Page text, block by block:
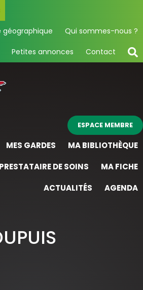
géographique Qui sommes-nous ?
Petites annonces Contact
ESPACE MEMBRE
MES GARDES
MA BIBLIOTHÈQUE
DE SOINS
MA FICHE
ACTUALITÉS
AGENDA